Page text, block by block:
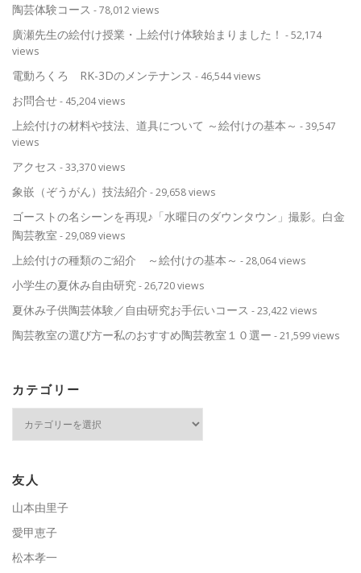
陶芸体験コース - 78,012 views
廣瀬先生の絵付け授業・上絵付け体験始まりました！ - 52,174
views
電動ろくろ RK-3Dのメンテナンス - 46,544 views
お問合せ- 45,204 views
上絵付けの材料や技法、道具について ～絵付けの基本～ - 39,547
views
アクセス - 33,370 views
象嵌（ぞうがん）技法紹介 - 29,658 views
ゴーストの名シーンを再現♪「水曜日のダウンタウン」撮影。白金
陶芸教室 - 29,089 views
上絵付けの種類のご紹介 ～絵付けの基本～ - 28,064 views
小学生の夏休み自由研究- 26,720 views
夏休み子供陶芸体験／自由研究お手伝いコース - 23,422 views
陶芸教室の選び方ー私のおすすめ陶芸教室１０選ー - 21,599 views
カテゴリー
ー
友人
山本由里子
愛甲恵子
松本孝一